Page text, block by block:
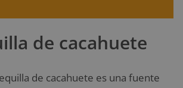
de cacahuete
de cacahuete es una fuente